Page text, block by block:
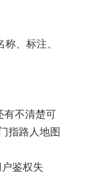
、标注、
有不清楚可
指路人地图
鉴权失